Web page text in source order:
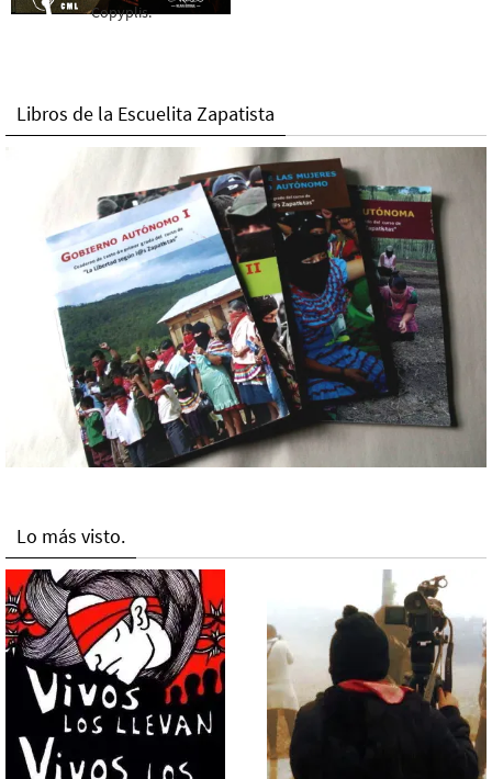
Copyplis.
Libros de la Escuelita Zapatista
Lo más visto.